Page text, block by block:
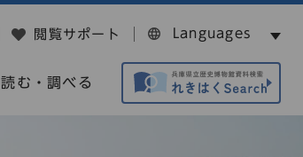
閲覧サポート Languages
読む・調べる